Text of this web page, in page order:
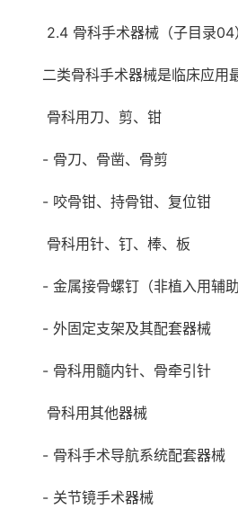
2.4 骨科手术器械（子目录04
二类骨科手术器械是临床应用最
骨科用刀、剪、钳
- 骨刀、骨凿、骨剪
- 咬骨钳、持骨钳、复位钳
骨科用针、钉、棒、板
- 金属接骨螺钉（非植入用辅助
- 外固定支架及其配套器械
- 骨科用髓内针、骨牵引针
骨科用其他器械
- 骨科手术导航系统配套器械
- 关节镜手术器械